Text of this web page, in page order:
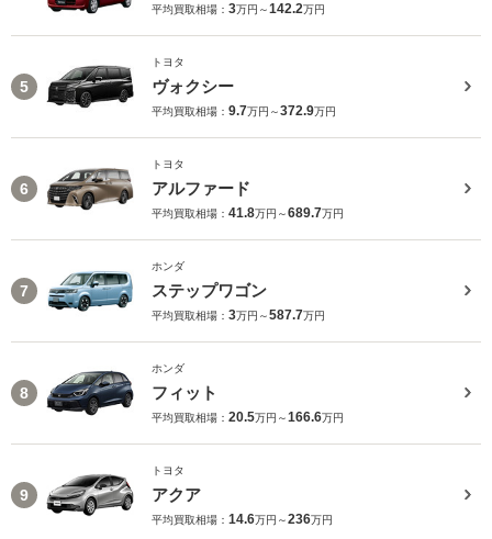
平均買取相場： 3万円～142.2万円
5
トヨタ
ヴォクシー
平均買取相場： 9.7万円～372.9万円
6
トヨタ
アルファード
平均買取相場： 41.8万円～689.7万円
7
ホンダ
ステップワゴン
平均買取相場： 3万円～587.7万円
8
ホンダ
フィット
平均買取相場： 20.5万円～166.6万円
9
トヨタ
アクア
平均買取相場： 14.6万円～236万円